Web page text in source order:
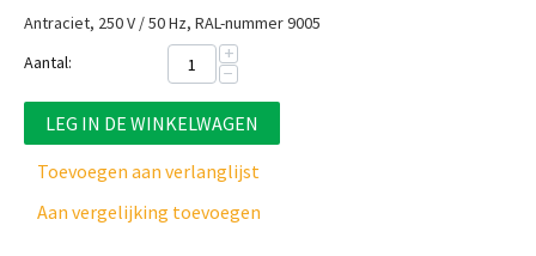
Antraciet, 250 V / 50 Hz, RAL-nummer 9005
Aantal:
+
−
LEG IN DE WINKELWAGEN
Toevoegen aan verlanglijst
Aan vergelijking toevoegen